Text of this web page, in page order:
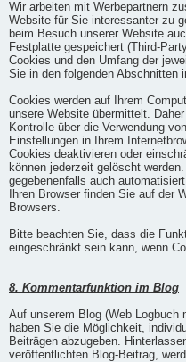
Wir arbeiten mit Werbepartnern
Website für Sie interessanter zu
beim Besuch unserer Website
Festplatte gespeichert (Third-
Cookies und den Umfang der
Sie in den folgenden Abschnitten
Cookies werden auf Ihrem
unsere Website übermittelt.
Kontrolle über die Verwendung
Einstellungen in Ihrem
Cookies deaktivieren oder
können jederzeit gelöscht
gegebenenfalls auch
Ihren Browser finden Sie auf der
Browsers.
Bitte beachten Sie, dass die
eingeschränkt sein kann, wenn
8. Kommentarfunktion im Blog
Auf unserem Blog (Web Logbuch
haben Sie die Möglichkeit,
Beiträgen abzugeben.
veröffentlichten Blog-Beitrag,